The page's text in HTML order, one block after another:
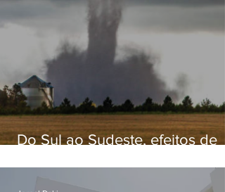
Do Sul ao Sudeste, efeitos de
apreensão na população